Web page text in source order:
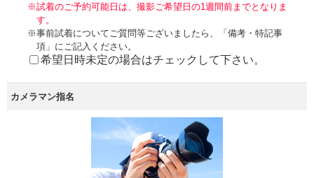
※試着のご予約可能日は、撮影ご希望日の1週間前までとなりま
す。
※事前試着についてご質問等ございましたら、「備考・特記事
項」にご記入ください。
希望日時未定の場合はチェックして下さい。
カメラマン指名